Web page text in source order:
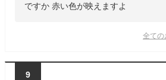
ですか 赤い色が映えますよ
全ての
9